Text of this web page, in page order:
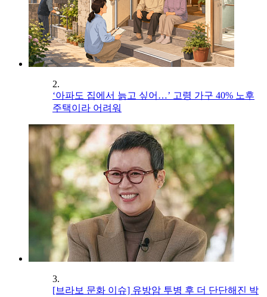
2.
‘아파도 집에서 늙고 싶어…’ 고령 가구 40% 노후
주택이라 어려워
3.
[브라보 문화 이슈] 유방암 투병 후 더 단단해진 박